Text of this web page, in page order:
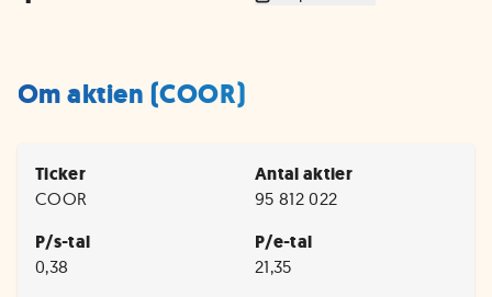
Om aktien (COOR)
Ticker
COOR
Antal aktier
95 812 022
P/s-tal
0,38
P/e-tal
21,35